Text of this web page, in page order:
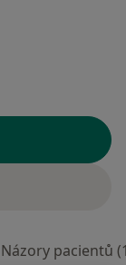
Názory pacientů